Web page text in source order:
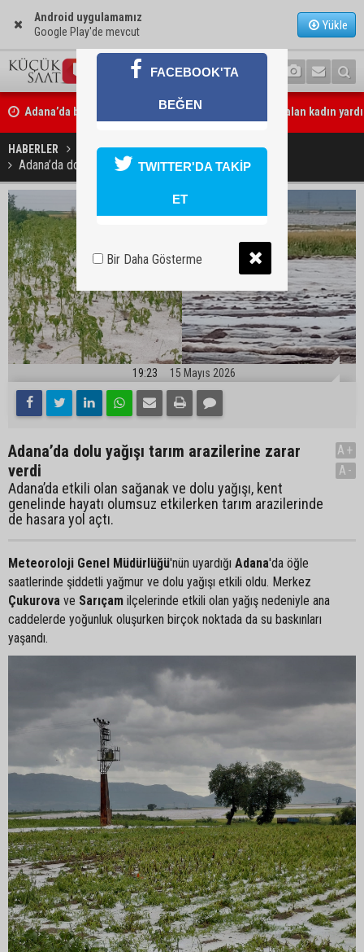
Android uygulamamız
Google Play'de mevcut
Yükle
Adana’da birlikte yaşadığı erkeğin şiddetine maruz kalan kadın
Adana’da özel bir sergi: “Damla’nın Fırçası” sanatseverlerle buluştu
HABERLER GÜNDEM
Adana’da dolu yağışı tarım arazilerine zarar verdi
19:23 15 Mayıs 2026
Adana’da dolu yağışı tarım arazilerine zarar
verdi
Adana’da etkili olan sağanak ve dolu yağışı, kent
genelinde hayatı olumsuz etkilerken tarım arazilerinde
de hasara yol açtı.
A+
A-
Meteoroloji Genel Müdürlüğü'nün uyardığı Adana'da öğle
saatlerinde şiddetli yağmur ve dolu yağışı etkili oldu. Merkez
Çukurova ve Sarıçam ilçelerinde etkili olan yağış nedeniyle ana
caddelerde yoğunluk oluşurken birçok noktada da su baskınları
yaşandı.
FACEBOOK'TA
BEĞEN
TWITTER'DA TAKİP
ET
Bir Daha Gösterme